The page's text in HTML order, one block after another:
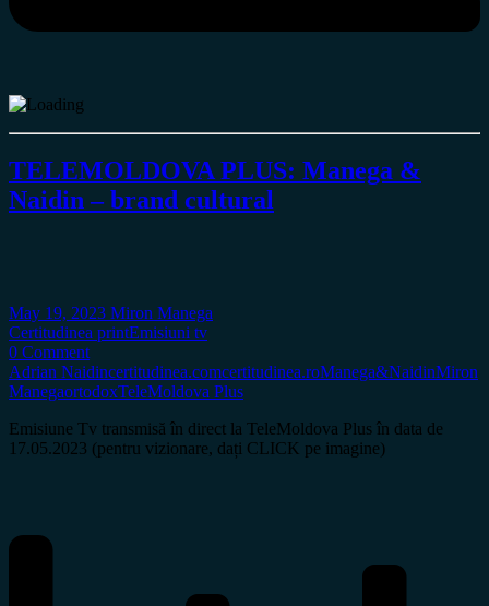
TELEMOLDOVA PLUS: Manega &
Naidin – brand cultural
May 19, 2023 Miron Manega
Certitudinea printEmisiuni tv
0 Comment
Adrian Naidincertitudinea.comcertitudinea.roManega&NaidinMiron
ManegaortodoxTeleMoldova Plus
Emisiune Tv transmisă în direct la TeleMoldova Plus în data de
17.05.2023 (pentru vizionare, dați CLICK pe imagine)